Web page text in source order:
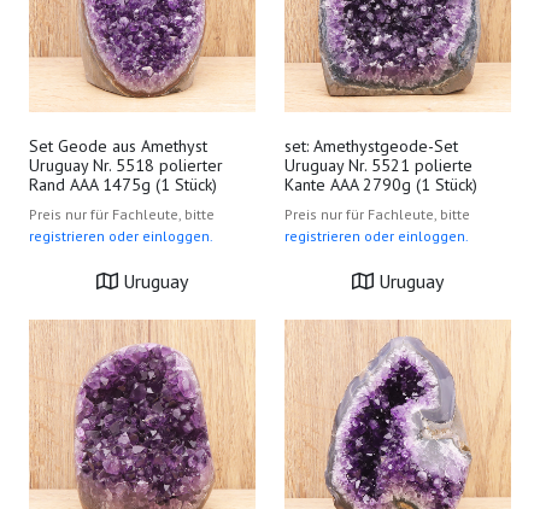
Set Geode aus Amethyst
Uruguay Nr. 5518 polierter
Rand AAA 1475g (1 Stück)
Preis nur für Fachleute, bitte
registrieren oder einloggen.
Uruguay
set: Amethystgeode-Set
Uruguay Nr. 5521 polierte
Kante AAA 2790g (1 Stück)
Preis nur für Fachleute, bitte
registrieren oder einloggen.
Uruguay